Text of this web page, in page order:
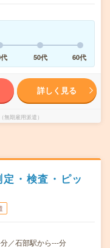
50代 60代
詳しく見る
期雇用派遣）
定・検査・ピッ
／石部駅から---分